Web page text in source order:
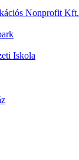
Nonprofit Kft.
Iskola